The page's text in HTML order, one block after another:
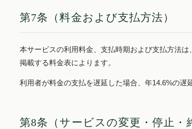
第7条（料金および支払方法）
本サービスの利用料金、支払時期および支払方法
掲載する料金表によります。
利用者が料金の支払を遅延した場合、年14.6%の遅
第8条（サービスの変更・停止・